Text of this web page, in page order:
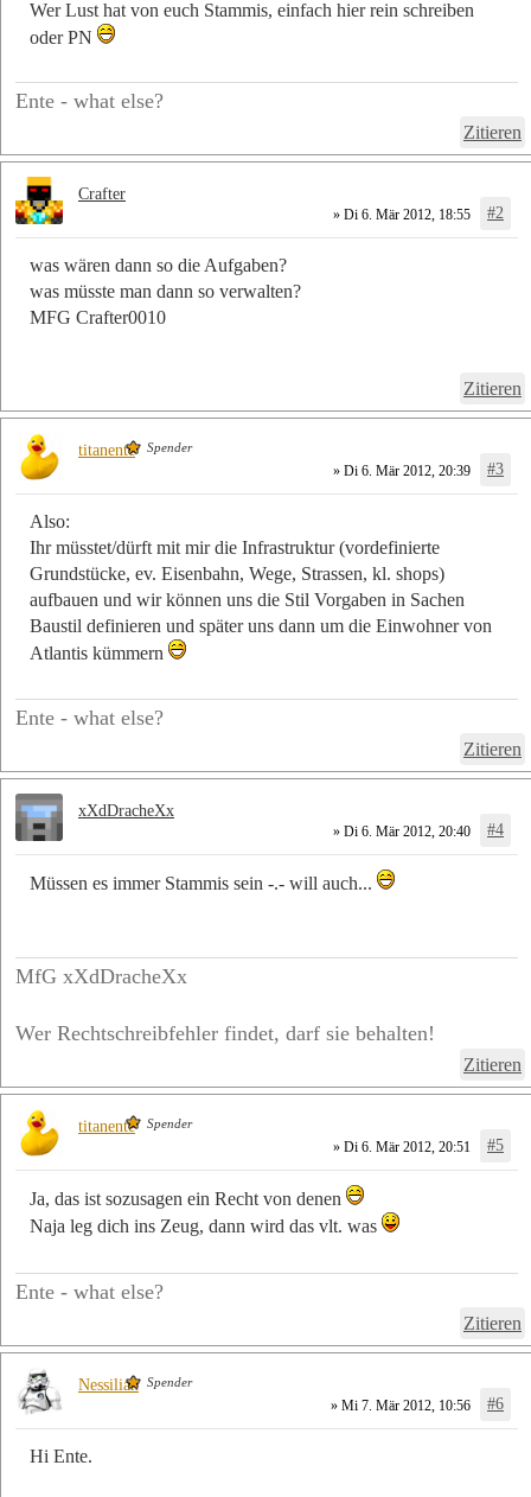
Wer Lust hat von euch Stammis, einfach hier rein schreiben
oder PN
Ente - what else?
Zitieren
» Di 6. Mär 2012, 18:55 #2
was wären dann so die Aufgaben?
was müsste man dann so verwalten?
MFG Crafter0010
Zitieren
Crafter
» Di 6. Mär 2012, 20:39 #3
Also:
Ihr müsstet/dürft mit mir die Infrastruktur (vordefinierte
Grundstücke, ev. Eisenbahn, Wege, Strassen, kl. shops)
aufbauen und wir können uns die Stil Vorgaben in Sachen
Baustil definieren und später uns dann um die Einwohner von
Atlantis kümmern
Ente - what else?
Zitieren
titanente Spender
» Di 6. Mär 2012, 20:40 #4
Müssen es immer Stammis sein -.- will auch...
MfG xXdDracheXx
Wer Rechtschreibfehler findet, darf sie behalten!
Zitieren
xXdDracheXx
» Di 6. Mär 2012, 20:51 #5
Ja, das ist sozusagen ein Recht von denen
Naja leg dich ins Zeug, dann wird das vlt. was
Ente - what else?
Zitieren
titanente Spender
» Mi 7. Mär 2012, 10:56 #6
Hi Ente.
Nessilian Spender